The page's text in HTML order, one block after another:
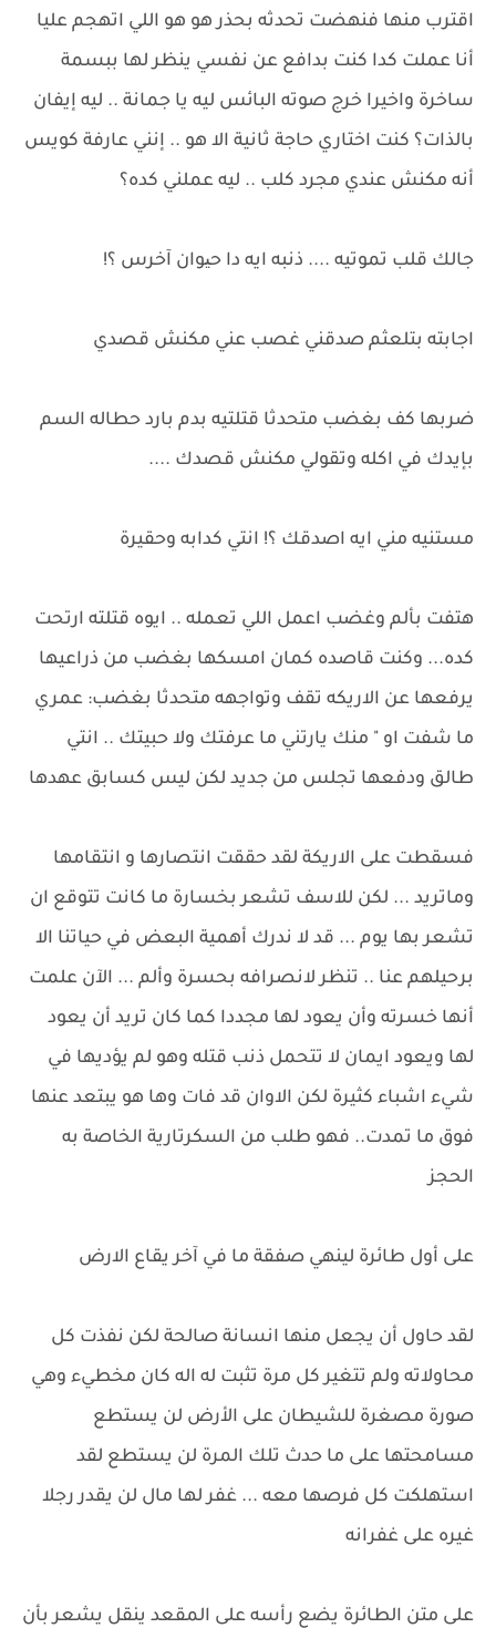
اقترب منها فنهضت تحدثه بحذر هو هو اللي اتهجم عليا
أنا عملت كدا كنت بدافع عن نفسي ينظر لها ببسمة
ساخرة واخيرا خرج صوته البائس ليه يا جمانة .. ليه إيفان
بالذات؟ كنت اختاري حاجة ثانية الا هو .. إنني عارفة كويس
أنه مكنش عندي مجرد كلب .. ليه عملني كده؟
جالك قلب تموتيه .... ذنبه ايه دا حیوان آخرس ؟!
اجابته بتلعثم صدقني غصب عني مكنش قصدي
ضربها كف بغضب متحدثا قتلتيه بدم بارد حطاله السم
بإيدك في اكله وتقولي مكنش قصدك ....
مستنيه مني ايه اصدقك ؟! انتي كدابه وحقيرة
هتفت بألم وغضب اعمل اللي تعمله .. ايوه قتلته ارتحت
كده... وكنت قاصده كمان امسكها بغضب من ذراعيها
يرفعها عن الاريكه تقف وتواجهه متحدثا بغضب: عمري
ما شفت او " منك يارتني ما عرفتك ولا حبيتك .. انتي
طالق ودفعها تجلس من جديد لكن ليس كسابق عهدها
فسقطت على الاريكة لقد حققت انتصارها و انتقامها
وماتريد ... لكن للاسف تشعر بخسارة ما كانت تتوقع ان
تشعر بها يوم ... قد لا ندرك أهمية البعض في حياتنا الا
برحيلهم عنا .. تنظر لانصرافه بحسرة وألم ... الآن علمت
أنها خسرته وأن يعود لها مجددا كما كان تريد أن يعود
لها ويعود ايمان لا تتحمل ذنب قتله وهو لم يؤديها في
شيء اشباء كثيرة لكن الاوان قد فات وها هو يبتعد عنها
فوق ما تمدت.. فهو طلب من السكرتارية الخاصة به
الحجز
على أول طائرة لينهي صفقة ما في آخر يقاع الارض
لقد حاول أن يجعل منها انسانة صالحة لكن نفذت كل
محاولاته ولم تتغير كل مرة تثبت له اله كان مخطيء وهي
صورة مصغرة للشيطان على الأرض لن يستطع
مسامحتها على ما حدث تلك المرة لن يستطع لقد
استهلكت كل فرصها معه ... غفر لها مال لن يقدر رجلا
غيره على غفرانه
على متن الطائرة يضع رأسه على المقعد ينقل يشعر بأن